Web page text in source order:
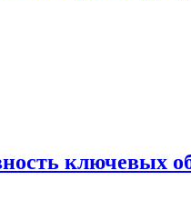
ключевых